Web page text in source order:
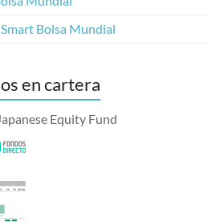
Bolsa Mundial
en cartera
Equity Fund